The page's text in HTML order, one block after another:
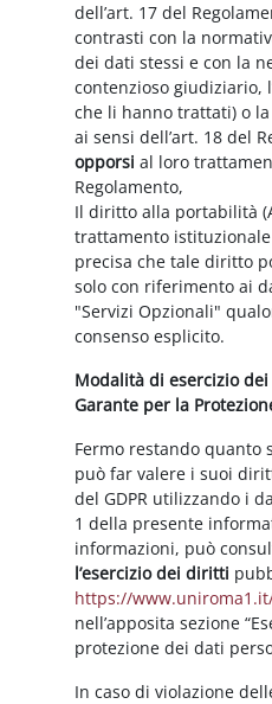
dell’art. 17 del
contrasti con la
dei dati stessi e con la
contenzioso giudiziario,
che li hanno trattati) o la
ai sensi dell’art. 18 del
opporsi al loro
Regolamento,
Il diritto alla portabilità
trattamento istituzionale
precisa che tale diritto
solo con riferimento ai
"Servizi Opzionali"
consenso esplicito.
Modalità di esercizio
Garante per la
Fermo restando quanto
può far valere i suoi
del GDPR utilizzando i
1 della presente
informazioni, può
l’esercizio dei diritti
https://
nell’apposita sezione
protezione dei dati
In caso di violazione